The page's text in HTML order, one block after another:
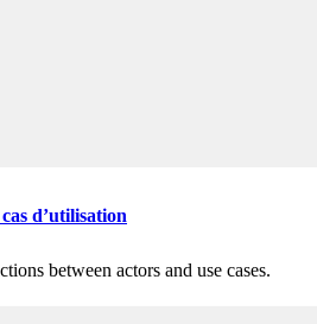
d’utilisation
between actors and use cases.